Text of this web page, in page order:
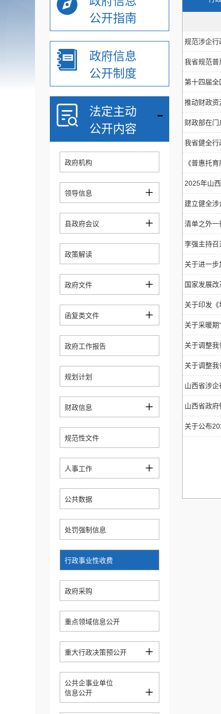
公开指南
政府信息
公开制度
法定主动
公开内容
-
政府机构
领导信息 +
县政府会议 +
政策解读
政府文件 +
函复类文件 +
政府工作报告
规划计划
财政信息 +
规范性文件
人事工作 +
公共数据
处罚强制信息
行政事业性收费
政府采购
重点领域信息公开
重大行政决策预公开 +
公共企事业单位
信息公开
+
规范涉企
我省规范
第十四届
推动财政
财政部在
我省健全
《普惠托
2025年山
建立健全
清单之外
李强主持
关于进一
国家发展
关于印发
关于采暖期
关于调整
关于调整
山西省涉
山西省政
关于公布